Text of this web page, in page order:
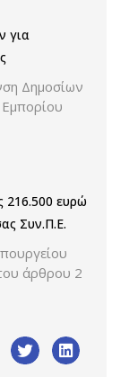
για
Δημοσίων
216.500 ευρώ
Συν.Π.Ε.
άρθρου 2